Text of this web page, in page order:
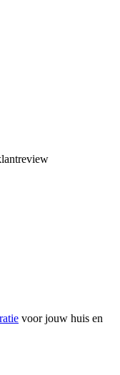
voor jouw huis en